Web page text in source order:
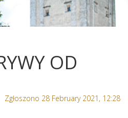
OD
Zgłoszono 28 February 2021, 12:28